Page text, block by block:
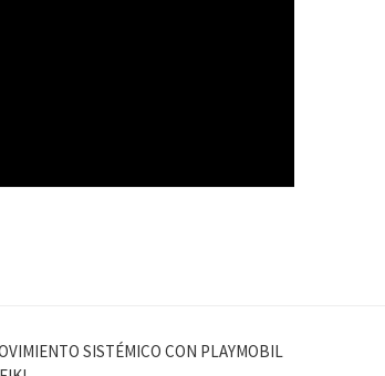
SISTÉMICO CON PLAYMOBIL